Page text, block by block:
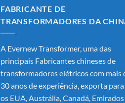
FABRICANTE DE
TRANSFORMADORES DA
A Evernew Transformer, uma das
principais Fabricantes chineses de
transformadores elétricoscom mais
30 anos de experiência, exporta para
os EUA, Austrália, Canadá, Emirados